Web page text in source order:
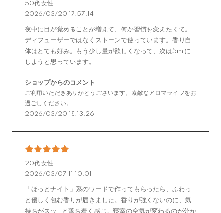
50代 女性
2026/03/20 17:57:14
夜中に目が覚めることが増えて、何か習慣を変えたくて。
ディフューザーではなくストーンで使っています。香り自
体はとても好み。もう少し量が欲しくなって、次は5mlに
しようと思っています。
ショップからのコメント
ご利用いただきありがとうございます。素敵なアロマライフをお
過ごしください。
2026/03/20 18:13:26
20代 女性
2026/03/07 11:10:01
「ほっとナイト」系のワードで作ってもらったら、ふわっ
と優しく包む香りが届きました。香りが強くないのに、気
持ちがスッ…と落ち着く感じ。寝室の空気が変わるのが分か